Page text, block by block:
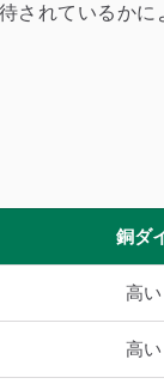
されているか
銅ダ
高い
高い